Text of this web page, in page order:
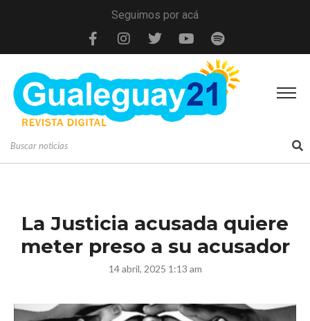
Seguimos por acá
La Justicia acusada quiere
meter preso a su acusador
14 abril, 2025 1:13 am